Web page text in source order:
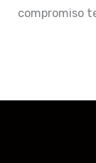
compromiso